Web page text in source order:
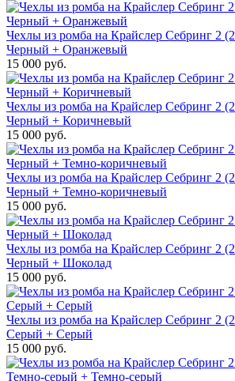
Чехлы из ромба на Крайслер Себринг 2
Черный + Оранжевый
15 000 руб.
Чехлы из ромба на Крайслер Себринг 2
Черный + Коричневый
15 000 руб.
Чехлы из ромба на Крайслер Себринг 2
Черный + Темно-коричневый
15 000 руб.
Чехлы из ромба на Крайслер Себринг 2
Черный + Шоколад
15 000 руб.
Чехлы из ромба на Крайслер Себринг 2
Серый + Серый
15 000 руб.